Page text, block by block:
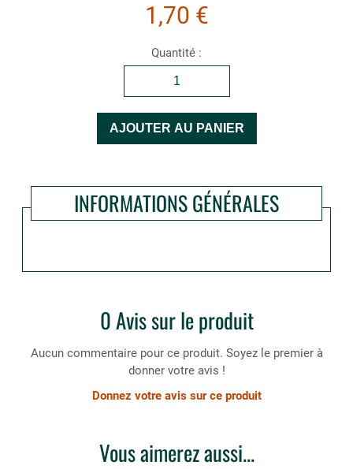
1,70 €
Quantité :
INFORMATIONS GÉNÉRALES
0 Avis sur le produit
Aucun commentaire pour ce produit. Soyez le premier à
donner votre avis !
Donnez votre avis sur ce produit
Vous aimerez aussi...